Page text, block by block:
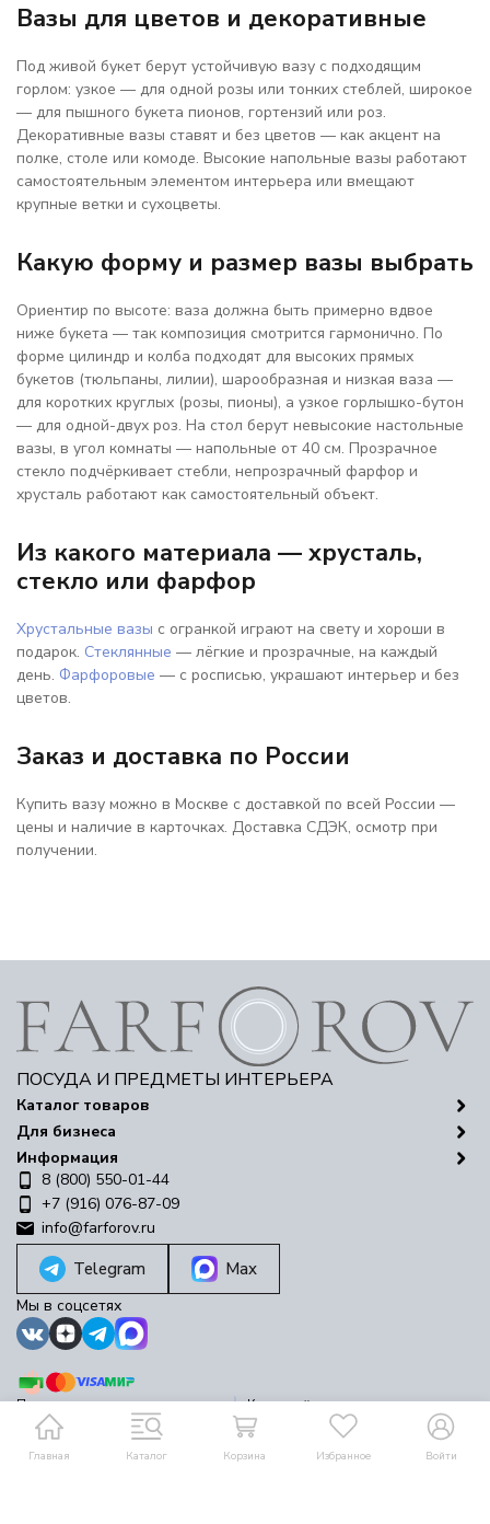
Вазы для цветов и декоративные
Под живой букет берут устойчивую вазу с подходящим
горлом: узкое — для одной розы или тонких стеблей, широкое
— для пышного букета пионов, гортензий или роз.
Декоративные вазы ставят и без цветов — как акцент на
полке, столе или комоде. Высокие напольные вазы работают
самостоятельным элементом интерьера или вмещают
крупные ветки и сухоцветы.
Какую форму и размер вазы выбрать
Ориентир по высоте: ваза должна быть примерно вдвое
ниже букета — так композиция смотрится гармонично. По
форме цилиндр и колба подходят для высоких прямых
букетов (тюльпаны, лилии), шарообразная и низкая ваза —
для коротких круглых (розы, пионы), а узкое горлышко-бутон
— для одной-двух роз. На стол берут невысокие настольные
вазы, в угол комнаты — напольные от 40 см. Прозрачное
стекло подчёркивает стебли, непрозрачный фарфор и
хрусталь работают как самостоятельный объект.
Из какого материала — хрусталь,
стекло или фарфор
Хрустальные вазы с огранкой играют на свету и хороши в
подарок. Стеклянные — лёгкие и прозрачные, на каждый
день. Фарфоровые — с росписью, украшают интерьер и без
цветов.
Заказ и доставка по России
Купить вазу можно в Москве с доставкой по всей России —
цены и наличие в карточках. Доставка СДЭК, осмотр при
получении.
Главная Каталог Корзина Избранное Войти
ПОСУДА И ПРЕДМЕТЫ ИНТЕРЬЕРА
Каталог товаров
Для бизнеса
Информация
8 (800) 550-01-44
+7 (916) 076-87-09
info@farforov.ru
Telegram Max
Мы в соцсетях
Политика персональных данных
Карта сайта
© 2016-2026 Farforov
Разработано в
bodysite.ru